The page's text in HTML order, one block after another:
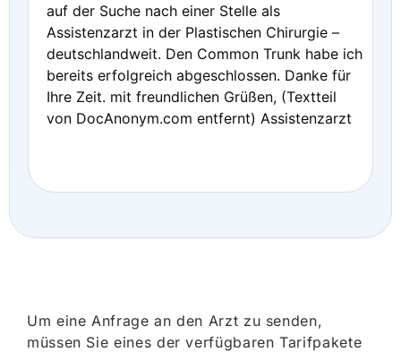
auf der Suche nach einer Stelle als
Assistenzarzt in der Plastischen Chirurgie –
deutschlandweit. Den Common Trunk habe ich
bereits erfolgreich abgeschlossen. Danke für
Ihre Zeit. mit freundlichen Grüßen, (Textteil
von DocAnonym.com entfernt) Assistenzarzt
Um eine Anfrage an den Arzt zu senden,
müssen Sie eines der verfügbaren Tarifpakete